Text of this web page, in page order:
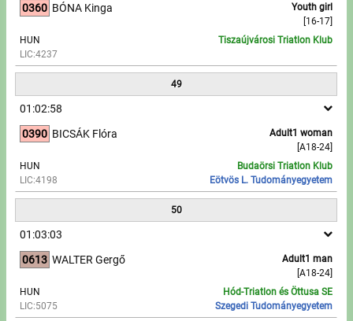
0360
Youth girl
[16-17]
BÓNA Kinga
HUN
LIC:4237
Tiszaújvárosi Triatlon Klub
49
01:02:58
0390
Adult1 woman
[A18-24]
BICSÁK Flóra
HUN
LIC:4198
Budaörsi Triatlon Klub
Eötvös L. Tudományegyetem
50
01:03:03
0613
Adult1 man
[A18-24]
WALTER Gergő
HUN
LIC:5075
Hód-Triatlon és Öttusa SE
Szegedi Tudományegyetem